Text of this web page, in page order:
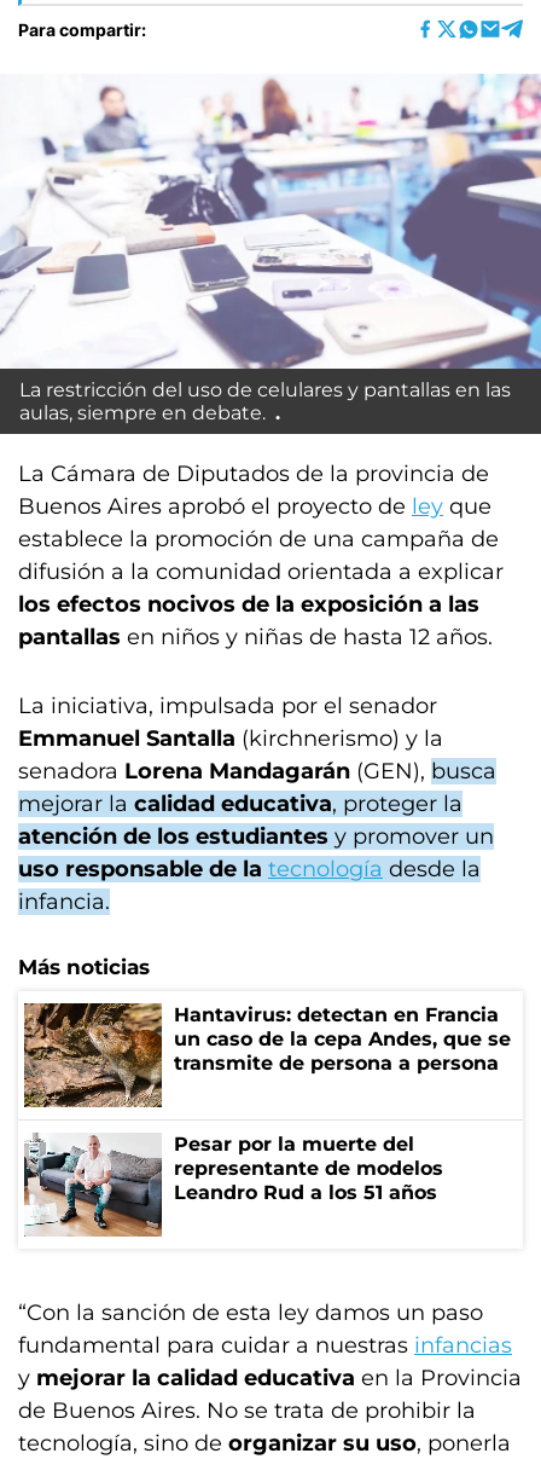
Para compartir:
La restricción del uso de celulares y pantallas en las
aulas, siempre en debate.
La Cámara de Diputados de la provincia de
Buenos Aires aprobó el proyecto de ley que
establece la promoción de una campaña de
difusión a la comunidad orientada a explicar
los efectos nocivos de la exposición a las
pantallas en niños y niñas de hasta 12 años.
La iniciativa, impulsada por el senador
Emmanuel Santalla (kirchnerismo) y la
senadora Lorena Mandagarán (GEN), busca
mejorar la calidad educativa, proteger la
atención de los estudiantes y promover un
uso responsable de la tecnología desde la
infancia.
Más noticias
Hantavirus: detectan en Francia
un caso de la cepa Andes, que se
transmite de persona a persona
Pesar por la muerte del
representante de modelos
Leandro Rud a los 51 años
“Con la sanción de esta ley damos un paso
fundamental para cuidar a nuestras infancias
y mejorar la calidad educativa en la Provincia
de Buenos Aires. No se trata de prohibir la
tecnología, sino de organizar su uso, ponerla